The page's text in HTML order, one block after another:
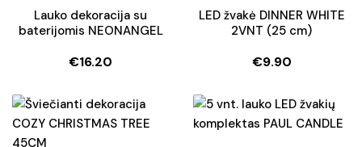
Lauko dekoracija su
baterijomis NEONANGEL
€16.20
LED žvakė DINNER WHITE
2VNT (25 cm)
€9.90